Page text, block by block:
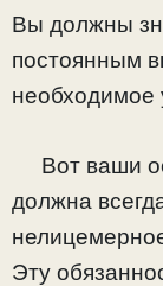
Вы должны
постоянным
необходимое
Вот ваши
должна
Эту